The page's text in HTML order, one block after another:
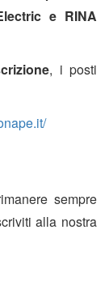
e RINA
, i posti
sempre
alla nostra